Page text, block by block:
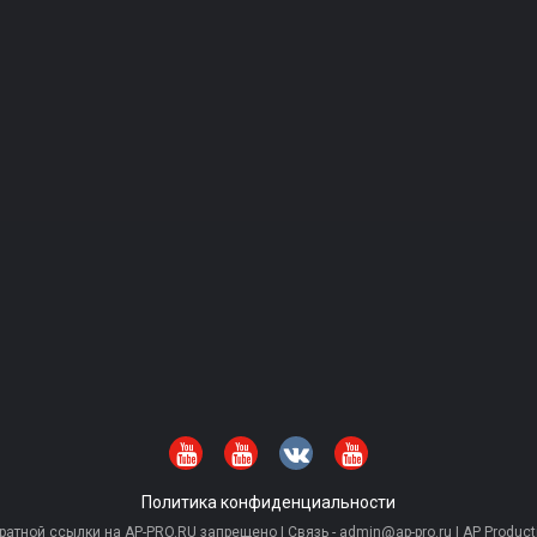
Политика конфиденциальности
ссылки на AP-PRO.RU запрещено | Связь - admin@ap-pro.ru | AP